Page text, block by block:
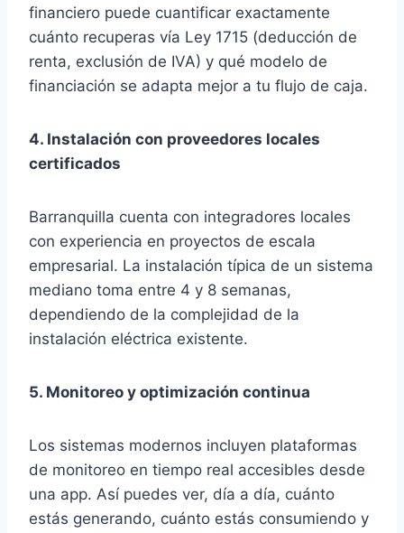
financiero puede cuantificar exactamente
cuánto recuperas vía Ley 1715 (deducción de
renta, exclusión de IVA) y qué modelo de
financiación se adapta mejor a tu flujo de caja.
4. Instalación con proveedores locales
certificados
Barranquilla cuenta con integradores locales
con experiencia en proyectos de escala
empresarial. La instalación típica de un sistema
mediano toma entre 4 y 8 semanas,
dependiendo de la complejidad de la
instalación eléctrica existente.
5. Monitoreo y optimización continua
Los sistemas modernos incluyen plataformas
de monitoreo en tiempo real accesibles desde
una app. Así puedes ver, día a día, cuánto
estás generando, cuánto estás consumiendo y